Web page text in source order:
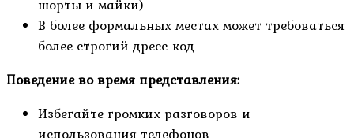
шорты и майки)
В более формальных местах может требоваться
более строгий дресс-код
Поведение во время представления:
Избегайте громких разговоров и
использования телефонов